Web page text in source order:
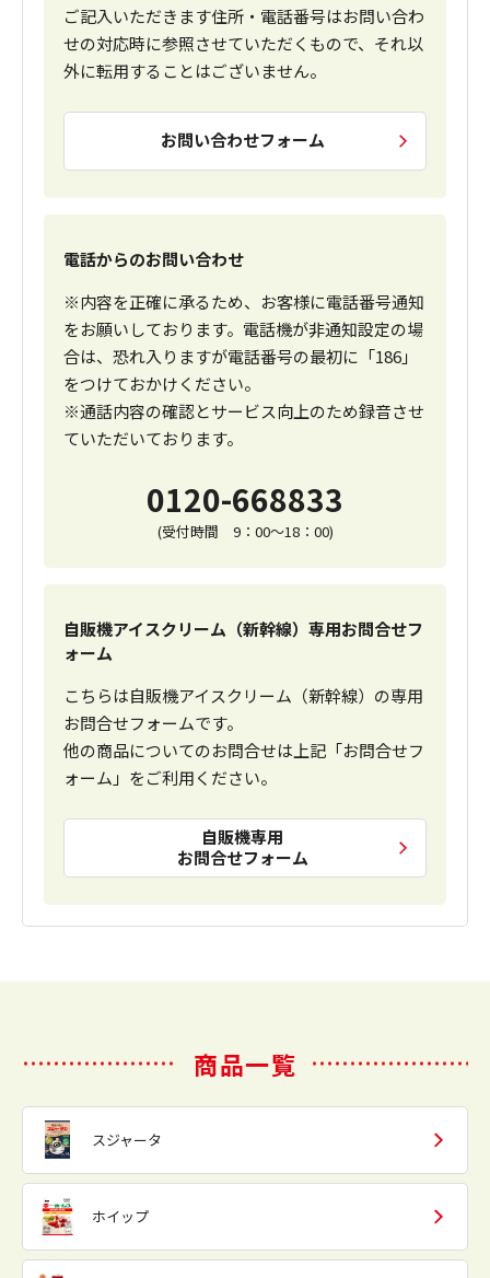
ご記入いただきます住所・電話番号はお問い合わ
せの対応時に参照させていただくもので、それ以
外に転用することはございません。
お問い合わせフォーム
電話からのお問い合わせ
※内容を正確に承るため、お客様に電話番号通知
をお願いしております。電話機が非通知設定の場
合は、恐れ入りますが電話番号の最初に「186」
をつけておかけください。
※通話内容の確認とサービス向上のため録音させ
ていただいております。
0120-668833
(受付時間 9：00～18：00)
自販機アイスクリーム（新幹線）専用お問合せフ
ォーム
こちらは自販機アイスクリーム（新幹線）の専用
お問合せフォームです。
他の商品についてのお問合せは上記「お問合せフ
ォーム」をご利用ください。
自販機専用
お問合せフォーム
商品一覧
スジャータ
ホイップ